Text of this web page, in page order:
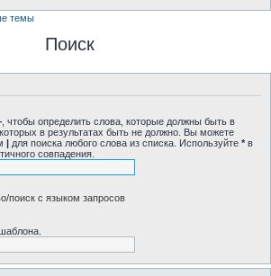
темы
Поиск
, чтобы определить слова, которые должны быть в
в результатах быть не должно. Вы можете
| для поиска любого слова из списка. Используйте * в
совпадения.
поиск с языком запросов